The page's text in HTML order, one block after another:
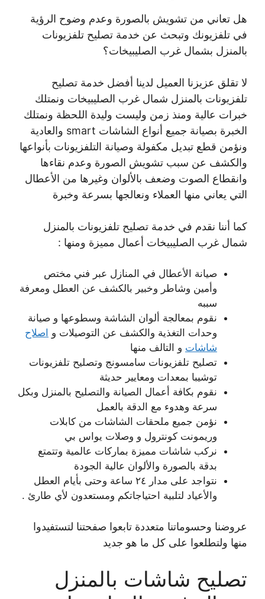
هل تعاني من تشويش بالصورة وعدم وضوح الرؤية
في تلفزيونك وتبحث عن خدمة تصليح تلفزيونات
بالمنزل بشمال غرب الصليبيخات؟
لا تقلق عزيزنا العميل لدينا أفضل خدمة تصليح
تلفزيونات بالمنزل شمال غرب الصليبيخات ونمتلك
خبرات عالية ومنذ زمن وليست وليدة اللحظة ونمتلك
الخبرة بصيانة جميع أنواع الشاشات smart والعادية
ونؤمن قطع تبديل مكفولة وصيانة التلفزيونات بأنواعها
والكشف عن سبب تشويش الصورة وعدم نقاءها
وانقطاع الصوت وضعف بالألوان وغيرها من الأعطال
التي يعاني منها العملاء ونعالجها بسرعة وخبرة
كما أننا نقدم في خدمة تصليح تلفزيونات بالمنزل
شمال غرب الصليبيخات أعمال مميزة ومنها :
صيانة الأعطال في المنازل عبر فني مختص
وأمين وشاطر وخبير بالكشف عن العطل ومعرفة
سببه
نقوم بمعالجة ألوان الشاشة وسطوعها و صيانة
وحدات التغذية والكشف عن التوصيلات و اصلاح
شاشات و التالف منها
تصليح تلفزيونات سامسونج وتصليح تلفزيونات
توشيبا بمعدات ومعايير حديثة
نقوم بكافة أعمال الصيانة والتصليح بالمنزل وبكل
سرعة وهدوء مع الدقة بالعمل
نؤمن جميع ملحقات الشاشات من كابلات
وريمونت كونترول و وصلات يواس بي
نركب شاشات مميزة بماركات عالمية وتتمتع
بدقة بالصورة والألوان عالية الجودة
نتواجد على مدار ٢٤ ساعة وحتى بأيام العطل
والأعياد لتلبية احتياجاتكم ومستعدون لأي طارئ .
عروضنا وحسوماتنا متعددة تابعوا صفحتنا لتستفيدوا
منها ولتطلعوا على كل ما هو جديد
تصليح شاشات بالمنزل